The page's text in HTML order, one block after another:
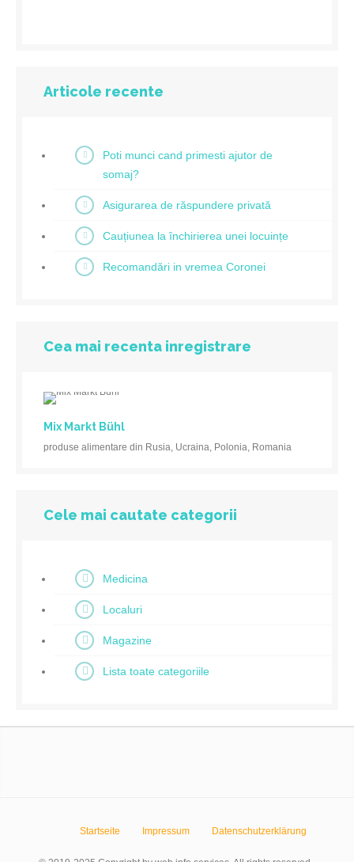
Articole recente
Poti munci cand primesti ajutor de
somaj?
Asigurarea de răspundere privată
Cauțiunea la închirierea unei locuințe
Recomandări in vremea Coronei
Cea mai recenta inregistrare
Mix Markt Bühl
produse alimentare din Rusia, Ucraina, Polonia, Romania
Cele mai cautate categorii
Medicina
Localuri
Magazine
Lista toate categoriile
Startseite Impressum Datenschutzerklärung